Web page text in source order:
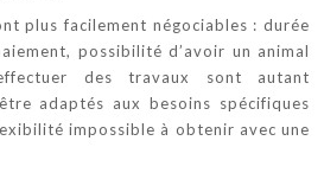
plus facilement négociables : durée
possibilité d’avoir un animal
des travaux sont autant
adaptés aux besoins spécifiques
impossible à obtenir avec une